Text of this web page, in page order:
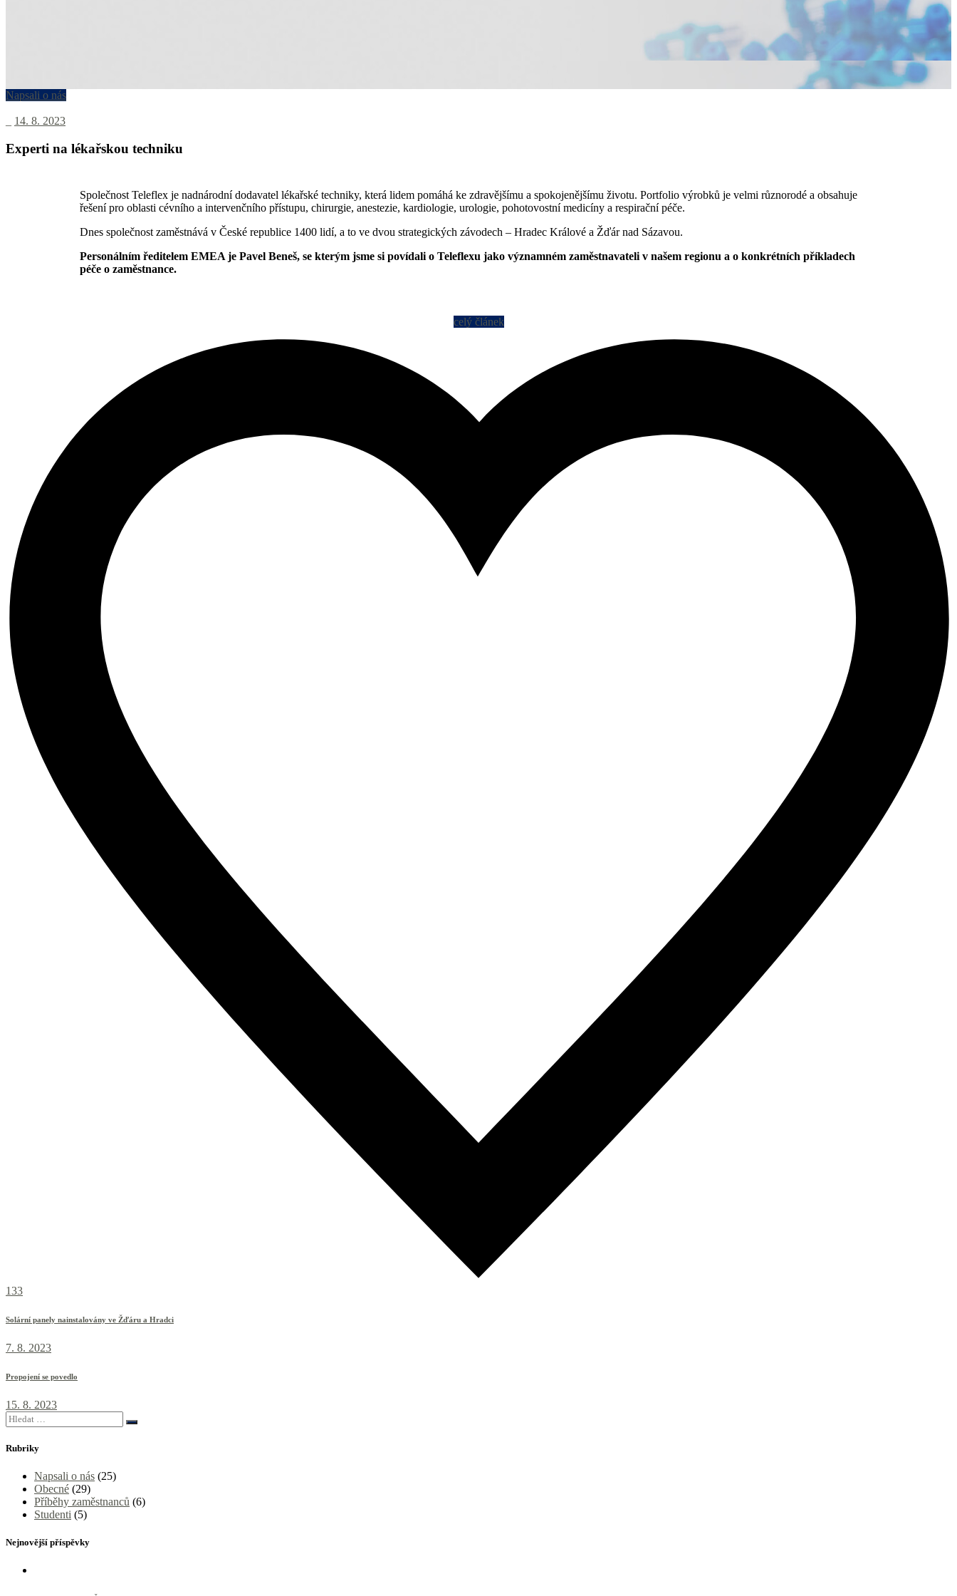
Napsali o nás
14. 8. 2023
Experti na lékařskou techniku
Společnost Teleflex je nadnárodní dodavatel lékařské techniky, která lidem pomáhá ke zdravějšímu a spokojenějšímu životu. Portfolio výrobků je velmi různorodé a obsahuje
řešení pro oblasti cévního a intervenčního přístupu, chirurgie, anestezie, kardiologie, urologie, pohotovostní medicíny a respirační péče.
Dnes společnost zaměstnává v České republice 1400 lidí, a to ve dvou strategických závodech – Hradec Králové a Žďár nad Sázavou.
Personálním ředitelem EMEA je Pavel Beneš, se kterým jsme si povídali o Teleflexu jako významném zaměstnavateli v našem regionu a o konkrétních příkladech
péče o zaměstnance.
celý článek
133
Solární panely nainstalovány ve Žďáru a Hradci
7. 8. 2023
Propojení se povedlo
15. 8. 2023
Rubriky
Napsali o nás (25)
Obecné (29)
Příběhy zaměstnanců (6)
Studenti (5)
Nejnovější příspěvky